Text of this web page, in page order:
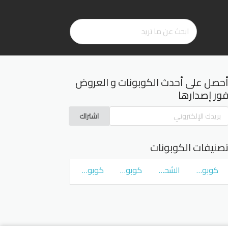
أحصل على أحدث الكوبونات و العروض
فور إصدارها
اشتراك
تصنيفات الكوبونات
كوبونات و عروض سوق كوم الشحن المجاني كوبونات و عروض نمشي Namshi كوبونات و عروض نون Noon